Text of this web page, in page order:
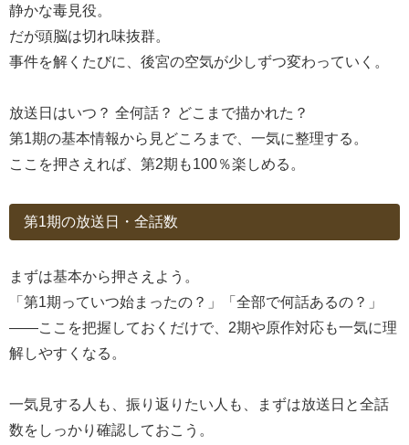
静かな毒見役。
だが頭脳は切れ味抜群。
事件を解くたびに、後宮の空気が少しずつ変わっていく。
放送日はいつ？ 全何話？ どこまで描かれた？
第1期の基本情報から見どころまで、一気に整理する。
ここを押さえれば、第2期も100％楽しめる。
第1期の放送日・全話数
まずは基本から押さえよう。
「第1期っていつ始まったの？」「全部で何話あるの？」
――ここを把握しておくだけで、2期や原作対応も一気に理
解しやすくなる。
一気見する人も、振り返りたい人も、まずは放送日と全話
数をしっかり確認しておこう。